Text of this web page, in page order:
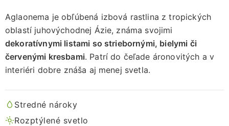
ŽIVÉ STENY
ODBORNÉ ČLÁNKY
MACHOVÉ STENY
INTERIÉROVÉ DEKORÁCIE
Aglaonema je obľúbená izbová rastlina z tropických
oblastí juhovýchodnej Ázie, známa svojimi
dekoratívnymi listami so striebornými, bielymi či
červenými kresbami. Patrí do čeľade áronovitých a v
interiéri dobre znáša aj menej svetla.
Stredné nároky
Rozptýlené svetlo